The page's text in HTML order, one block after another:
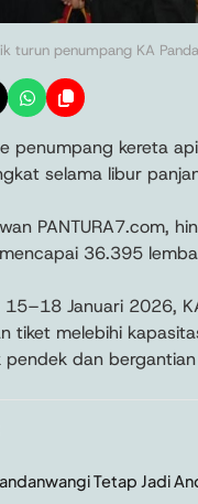
turun penumpang KA
penumpang kereta
selama libur
PANTURA7.com,
36.395
15–18 Januari 2026,
tiket melebihi
pendek dan
Tetap Jadi